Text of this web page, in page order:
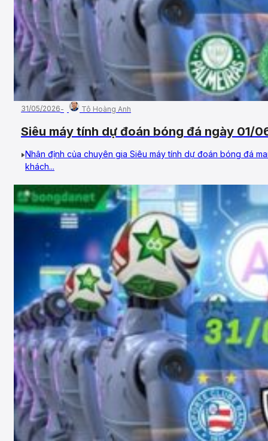
31/05/2026 Tô Hoàng Anh
Siêu máy tính dự đoán bóng đá ngày 01/
Nhận định của chuyên gia Siêu máy tính dự đoán bóng đá
khách...